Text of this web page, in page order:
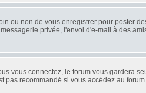
ou non de vous enregistrer pour poster
privée, l'envoi d'e-mail à des
vous connectez, le forum vous gardera
recommandé si vous accédez au